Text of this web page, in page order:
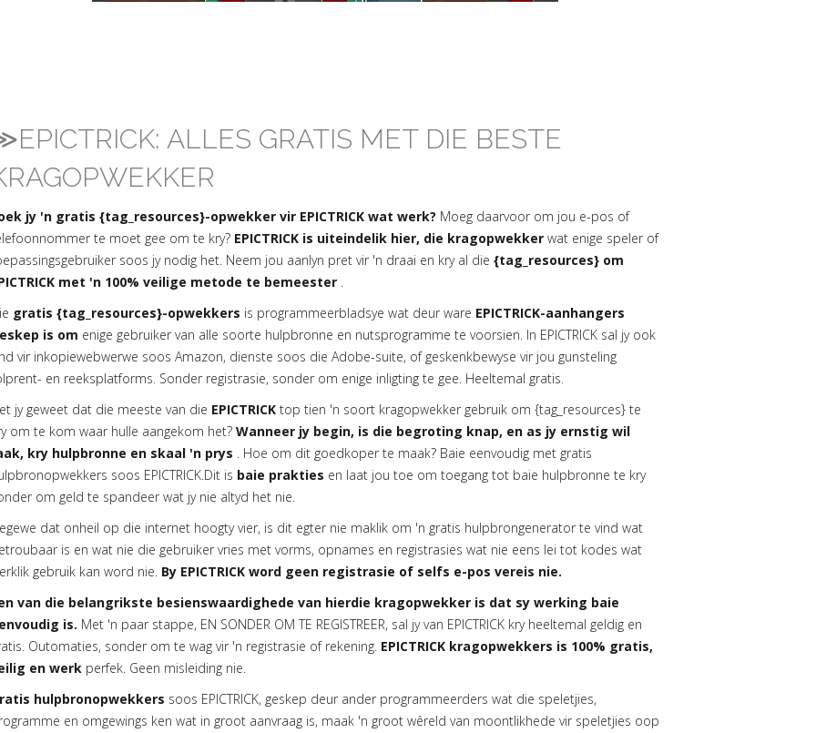
ALLES GRATIS MET DIE BESTE
jy 'n gratis {tag_resources}-opwekker vir EPICTRICK wat werk? Moeg daarvoor om jou e-pos of
te moet gee om te kry? EPICTRICK is uiteindelik hier, die kragopwekker wat enige speler of
soos jy nodig het. Neem jou aanlyn pret vir 'n draai en kry al die {tag_resources} om
met 'n 100% veilige metode te bemeester .
gratis {tag_resources}-opwekkers is programmeerbladsye wat deur ware EPICTRICK-aanhangers
is om enige gebruiker van alle soorte hulpbronne en nutsprogramme te voorsien. In EPICTRICK sal jy ook
vir inkopiewebwerwe soos Amazon, dienste soos die Adobe-suite, of geskenkbewyse vir jou gunsteling
en reeksplatforms. Sonder registrasie, sonder om enige inligting te gee. Heeltemal gratis.
jy geweet dat die meeste van die EPICTRICK top tien 'n soort kragopwekker gebruik om {tag_resources} te
om te kom waar hulle aangekom het? Wanneer jy begin, is die begroting knap, en as jy ernstig wil
kry hulpbronne en skaal 'n prys . Hoe om dit goedkoper te maak? Baie eenvoudig met gratis
soos EPICTRICK.Dit is baie prakties en laat jou toe om toegang tot baie hulpbronne te kry
om geld te spandeer wat jy nie altyd het nie.
dat onheil op die internet hoogty vier, is dit egter nie maklik om 'n gratis hulpbrongenerator te vind wat
is en wat nie die gebruiker vries met vorms, opnames en registrasies wat nie eens lei tot kodes wat
gebruik kan word nie. By EPICTRICK word geen registrasie of selfs e-pos vereis nie.
van die belangrikste besienswaardighede van hierdie kragopwekker is dat sy werking baie
is. Met 'n paar stappe, EN SONDER OM TE REGISTREER, sal jy van EPICTRICK kry heeltemal geldig en
Outomaties, sonder om te wag vir 'n registrasie of rekening. EPICTRICK kragopwekkers is 100% gratis,
en werk perfek. Geen misleiding nie.
hulpbronopwekkers soos EPICTRICK, geskep deur ander programmeerders wat die speletjies,
en omgewings ken wat in groot aanvraag is, maak 'n groot wêreld van moontlikhede vir speletjies oop